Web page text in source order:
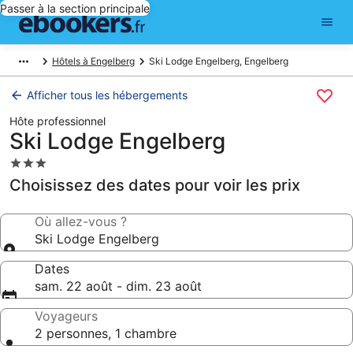
Passer à la section principale
Hôtels à Engelberg Ski Lodge Engelberg, Engelberg
Afficher tous les hébergements
Hôte professionnel
Ski Lodge Engelberg
Hébergement
3.0 étoiles
Choisissez des dates pour voir les prix
Où allez-vous ?
Ski Lodge Engelberg
Dates
sam. 22 août - dim. 23 août
Voyageurs
2 personnes, 1 chambre